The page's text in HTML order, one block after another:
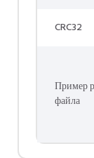
CRC32
Пример
файла